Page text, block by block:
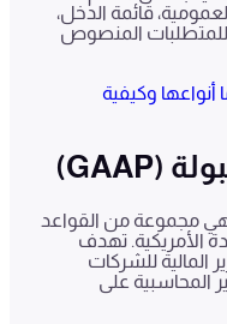
العمومية، قائمة الدخل،
للمتطلبات المنصوص
أنواعها وكيفية
(GAAP)
مجموعة من القواعد
الأمريكية. تهدف
المالية للشركات
المحاسبية على